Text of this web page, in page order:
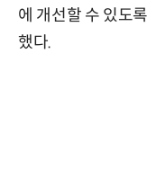
에 개선할 수 있도
했다.